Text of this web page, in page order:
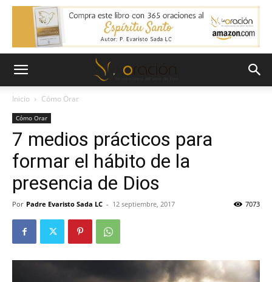
Inicio Cómo Orar
Cómo Orar
7 medios prácticos para
formar el hábito de la
presencia de Dios
Por Padre Evaristo Sada LC - 12 septiembre, 2017 7073